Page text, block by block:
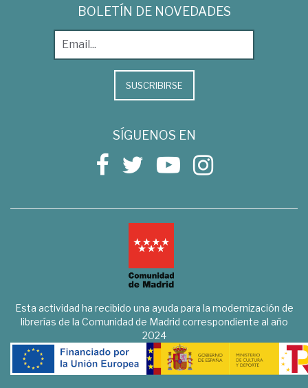
BOLETÍN DE NOVEDADES
SUSCRIBIRSE
SÍGUENOS EN
Esta actividad ha recibido una ayuda para la modernización de
librerías de la Comunidad de Madrid correspondiente al año
2024